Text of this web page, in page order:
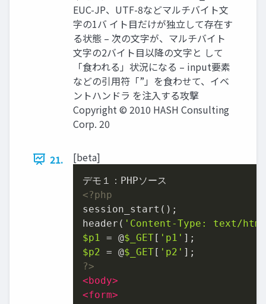
EUC-JP、UTF-8などマルチバイト文
字の1バ イト目だけが独立して存在す
る状態 – 次の文字が、マルチバイト
文字の2バイト目以降の文字と して
「食われる」状況になる – input要素
などの引用符「”」を食わせて、イベ
ントハンドラ を注入する攻撃
Copyright © 2010 HASH Consulting
Corp. 20
21. [beta]
<?php
session_start();
header( 'Content-Type: text/
$p1
= @$_GET[ 'p1'
$p2 = @$_GET[ 'p2'
?>
<body>
<form>